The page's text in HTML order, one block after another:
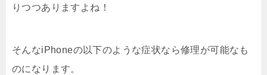
りつつありますよね！
そんなiPhoneの以下のような症状なら修理が可能なも
のになります。